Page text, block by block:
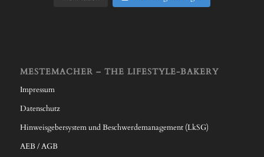
MESTEMACHER – THE LIFESTYLE-BAKERY
Impressum
Datenschutz
Hinweisgebersystem und Beschwerdemanagement (LkSG)
AEB / AGB